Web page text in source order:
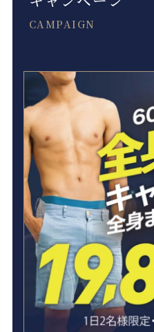
CAMPAIGN